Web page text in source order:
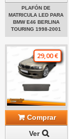
PLAFÓN DE
MATRICULA LED PARA
BMW E46 BERLINA
TOURING 1998-2001
29,00 €
Comprar
Ver